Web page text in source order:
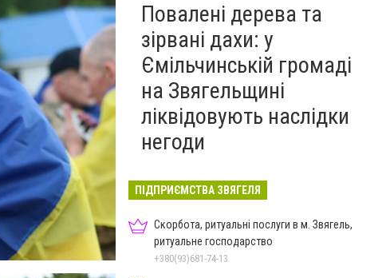
Повалені дерева та
зірвані дахи: у
Ємільчинській громаді
на Звягельщині
ліквідовують наслідки
негоди
ПІДПРИЄМСТВА ЗВЯГЕЛЯ
Скорбота, ритуальні послуги в м. Звягель,
ритуальне господарство
+380(93)681-74-13